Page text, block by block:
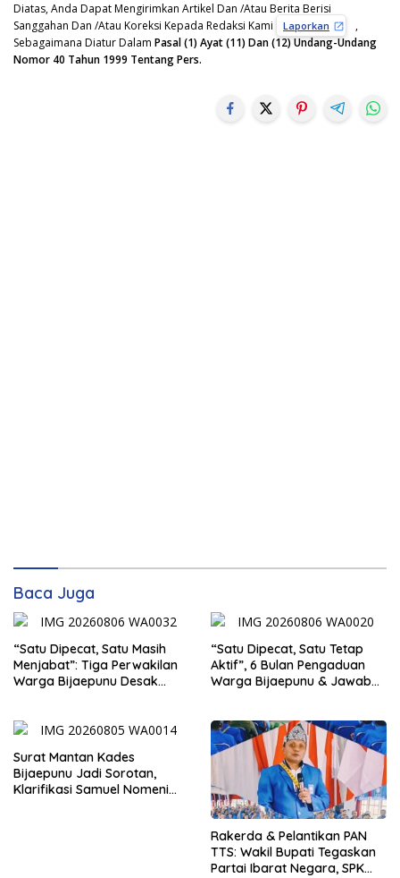
Diatas, Anda Dapat Mengirimkan Artikel Dan /Atau Berita Berisi
Sanggahan Dan /Atau Koreksi Kepada Redaksi Kami
Laporkan
,
Sebagaimana Diatur Dalam Pasal (1) Ayat (11) Dan (12) Undang-Undang
Nomor 40 Tahun 1999 Tentang Pers.
Baca Juga
“Satu Dipecat, Satu Masih
Menjabat”: Tiga Perwakilan
Warga Bijaepunu Desak
“Satu Dipecat, Satu Tetap
Aktif”, 6 Bulan Pengaduan
Warga Bijaepunu & Jawaban
Surat Mantan Kades
Bijaepunu Jadi Sorotan,
Klarifikasi Samuel Nomeni
Rakerda & Pelantikan PAN
TTS: Wakil Bupati Tegaskan
Partai Ibarat Negara, SPK